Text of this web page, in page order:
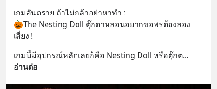
เกมอันตราย ถ้าไม่กล้าอย่าหาทำ :
🎃The Nesting Doll ตุ๊กตาหลอนอยากขอพรต้องลอง
เสี่ยง !
เกมนี้มีอุปกรณ์หลักเลยก็คือ Nesting Doll หรือตุ๊กต
อ่านต่อ